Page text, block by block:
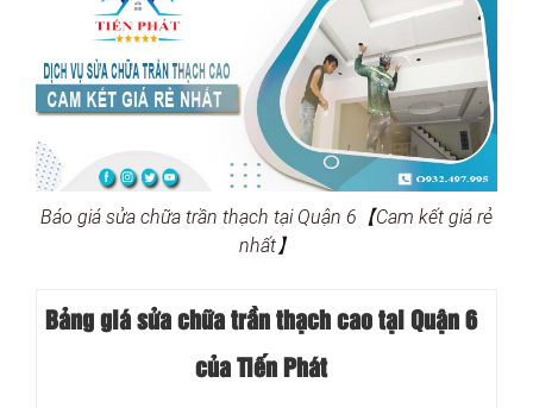
Báo giá sửa chữa trần thạch tại Quận 6【Cam kết giá rẻ
nhất】
Bảng giá sửa chữa trần thạch cao tại Quận 6
của Tiến Phát